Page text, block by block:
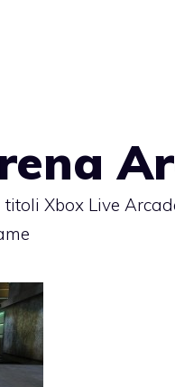
titoli Xbox Live